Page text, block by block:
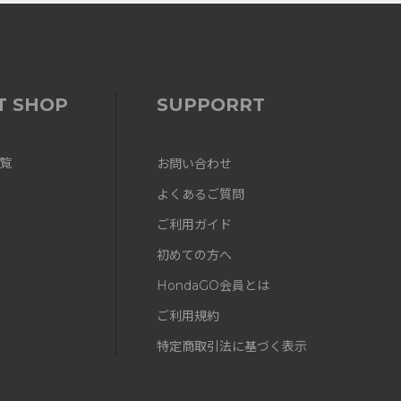
SHOP SUPPORRT
お問い合わせ
よくあるご質問
ご利用ガイド
初めての方へ
HondaGO会員とは
ご利用規約
特定商取引法に基づく表示